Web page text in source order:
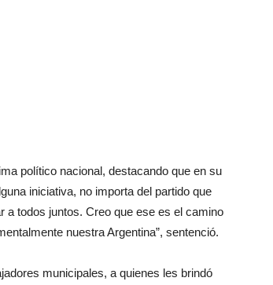
político nacional, destacando que en su
iniciativa, no importa del partido que
a todos juntos. Creo que ese es el camino
nuestra Argentina”, sentenció.
municipales, a quienes les brindó